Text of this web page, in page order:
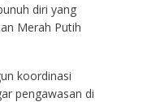
diri yang
Merah Putih
koordinasi
pengawasan di